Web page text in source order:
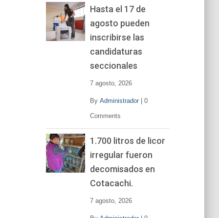
Hasta el 17 de
agosto pueden
inscribirse las
candidaturas
seccionales
7 agosto, 2026
By Administrador| 0
Comments
1.700 litros de licor
irregular fueron
decomisados en
Cotacachi.
7 agosto, 2026